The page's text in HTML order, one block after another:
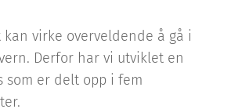
virke overveldende å gå i
Derfor har vi utviklet en
som er delt opp i fem